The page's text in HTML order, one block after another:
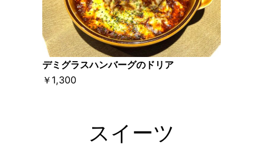
デミグラスハンバーグのドリア
￥1,300
スイーツ